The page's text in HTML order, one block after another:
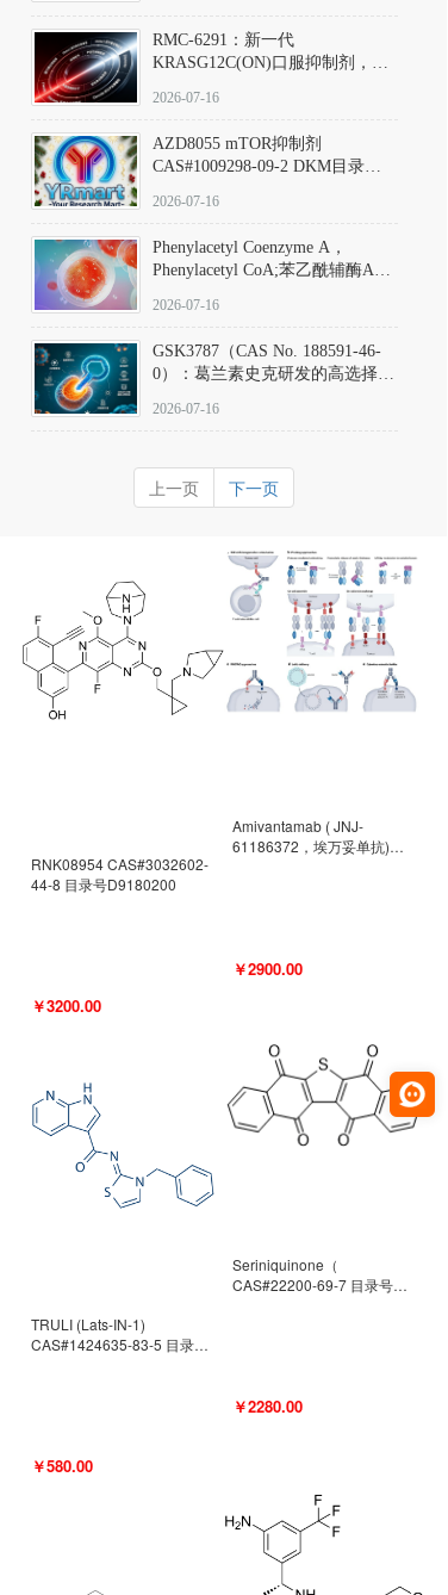
Hydrochloride实验方法步骤SOP
RMC-6291：新一代
KRASG12C(ON)口服抑制剂，
(Elironrasib)CAS#2641998-63-0
2026-07-16
AZD8055 mTOR抑制剂
CAS#1009298-09-2 DKM目录号
激酶抑制剂的深度剖析
2026-07-16
Phenylacetyl Coenzyme A，
Phenylacetyl CoA;苯乙酰辅酶A
2026-07-16
GSK3787（CAS No. 188591-46-
0）：葛兰素史克研发的高选择
抗剂，被广泛视为研究PPARδ核
靶点药理机制的金标准化学探
针。
2026-07-16
上一页 下一页
RNK08954 CAS#3032602-
44-8 目录号D9180200
￥3200.00
TRULI (Lats-IN-1)
CAS#1424635-83-5 目录号
￥580.00
Amivantamab ( JNJ-
61186372，埃万妥单抗)
￥2900.00
Seriniquinone（
CAS#22200-69-7 目录号
￥2280.00